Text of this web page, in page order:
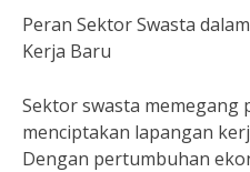
Peran Sektor Swasta
Kerja Baru
Sektor swasta memegang
menciptakan lapangan
Dengan pertumbuhan